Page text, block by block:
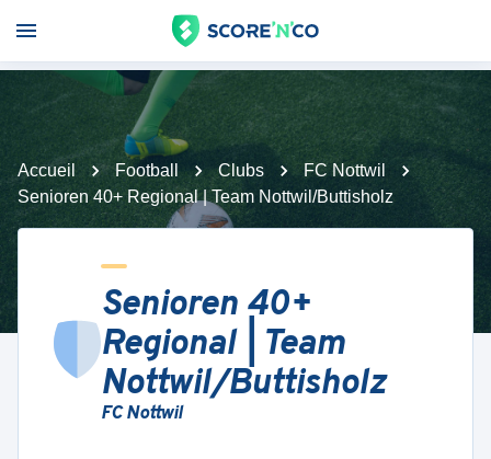
Accueil Football Clubs
FC Nottwil
Senioren 40+ Regional | Team Nottwil/Buttisholz
Senioren 40+
Regional | Team
Nottwil/Buttisholz
FC Nottwil